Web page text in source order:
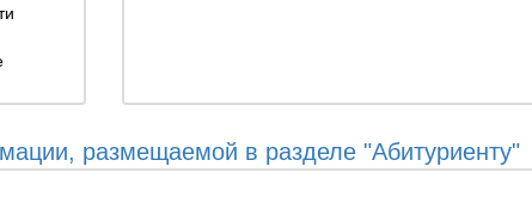
размещаемой в разделе "Абитуриенту"